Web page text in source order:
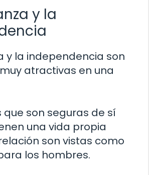
y la
y la independencia son
atractivas en una
que son seguras de sí
una vida propia
son vistas como
los hombres.